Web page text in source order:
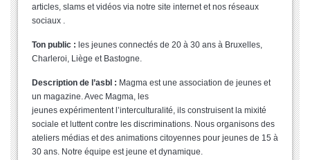
articles, slams et vidéos via notre site internet et nos réseaux
sociaux .
Ton public : les jeunes connectés de 20 à 30 ans à Bruxelles,
Charleroi, Liège et Bastogne.
Description de l’asbl : Magma est une association de jeunes et
un magazine. Avec Magma, les
jeunes expérimentent l’interculturalité, ils construisent la mixité
sociale et luttent contre les discriminations. Nous organisons des
ateliers médias et des animations citoyennes pour jeunes de 15 à
30 ans. Notre équipe est jeune et dynamique.